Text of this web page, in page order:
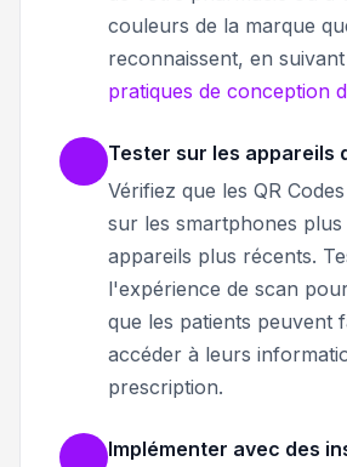
couleurs de la marque
reconnaissent, en
pratiques de conception
Tester sur les appareils
Vérifiez que les QR
sur les smartphones plus
appareils plus récents.
l'expérience de scan
que les patients peuvent
accéder à leurs
prescription.
Implémenter avec des